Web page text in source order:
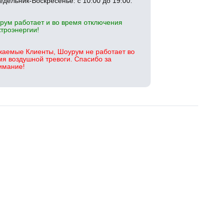
работает и во время отключения
Клиенты, Шоурум не работает во
воздушной тревоги. Спасибо за